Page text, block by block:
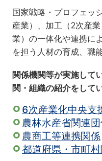
国家戦略・プロフェッ
産業）、加工（2次産
業）の一体化や連携に
を担う人材の育成、職
関係機関等が実施して
関・組織の紹介をして
6次産業化中央支
農林水産省関連
農商工等連携関係
都道府県・市町